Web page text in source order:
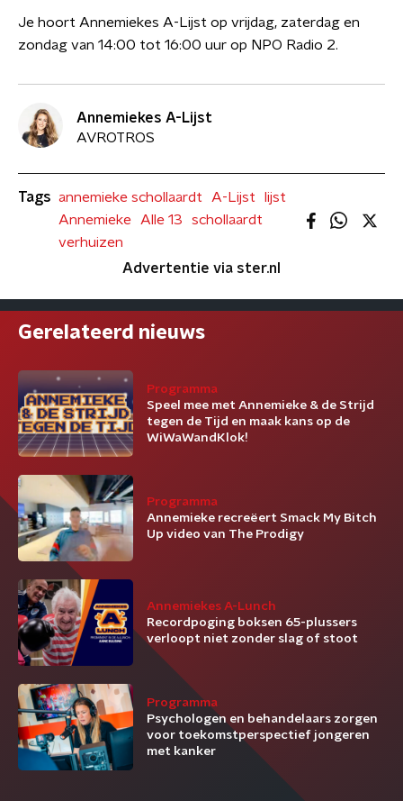
Je hoort Annemiekes A-Lijst op vrijdag, zaterdag en
zondag van 14:00 tot 16:00 uur op NPO Radio 2.
Annemiekes A-Lijst
AVROTROS
Tags annemieke schollaardt A-Lijst
lijst
Annemieke
Alle 13
schollaardt
verhuizen
Advertentie via ster.nl
Gerelateerd nieuws
Programma
Speel mee met Annemieke & de Strijd
tegen de Tijd en maak kans op de
WiWaWandKlok!
Programma
Annemieke recreëert Smack My Bitch
Up video van The Prodigy
Annemiekes A-Lunch
Recordpoging boksen 65-plussers
verloopt niet zonder slag of stoot
Programma
Psychologen en behandelaars zorgen
voor toekomstperspectief jongeren
met kanker